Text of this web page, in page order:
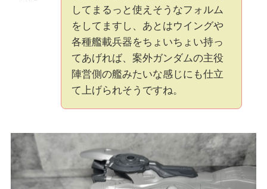
してまるっと使えそうなフォルム
をしてますし、あとはウイングや
各種艦載兵器をちょいちょい持っ
てあげれば、案外ガンダムの主役
陣営側の艦みたいな感じにも仕立
て上げられそうですね。